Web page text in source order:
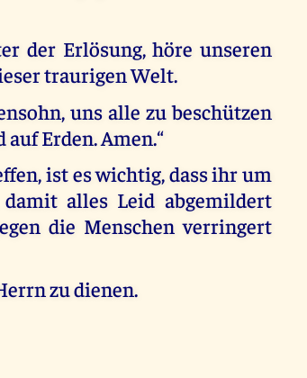
der Erlösung, höre unseren
traurigen Welt.
uns alle zu beschützen
Erden. Amen.“
ist es wichtig, dass ihr um
alles Leid abgemildert
die Menschen verringert
zu dienen.